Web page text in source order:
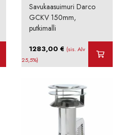
Savukaasuimuri Darco
GCKV 150mm,
putkimalli
1283,00€ (sis. Alv
25,5%)